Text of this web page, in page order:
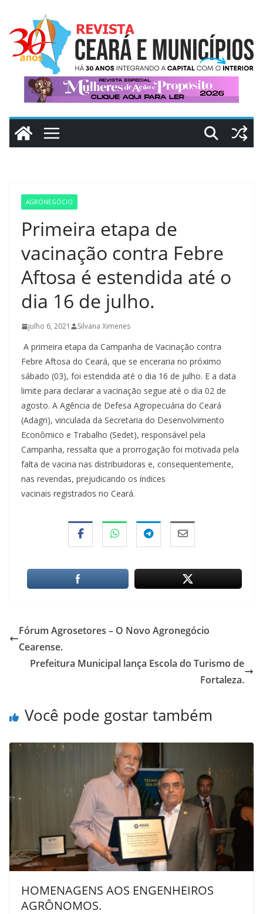
conteúdo
AGRONEGÓCIO
Primeira etapa de
vacinação contra Febre
Aftosa é estendida até o
dia 16 de julho.
julho 6, 2021 Silvana Ximenes
A primeira etapa da Campanha de Vacinação contra
Febre Aftosa do Ceará, que se enceraria no próximo
sábado (03), foi estendida até o dia 16 de julho. E a data
limite para declarar a vacinação segue até o dia 02 de
agosto. A Agência de Defesa Agropecuária do Ceará
(Adagri), vinculada da Secretaria do Desenvolvimento
Econômico e Trabalho (Sedet), responsável pela
Campanha, ressalta que a prorrogação foi motivada pela
falta de vacina nas distribuidoras e, consequentemente,
nas revendas, prejudicando os índices
vacinais registrados no Ceará.
Fórum Agrosetores – O Novo Agronegócio
Cearense.
Prefeitura Municipal lança Escola do Turismo de
Fortaleza.
Você pode gostar também
HOMENAGENS AOS ENGENHEIROS
AGRÔNOMOS.